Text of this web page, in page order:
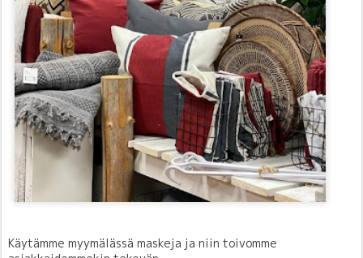
Käytämme myymälässä maskeja ja niin toivomme